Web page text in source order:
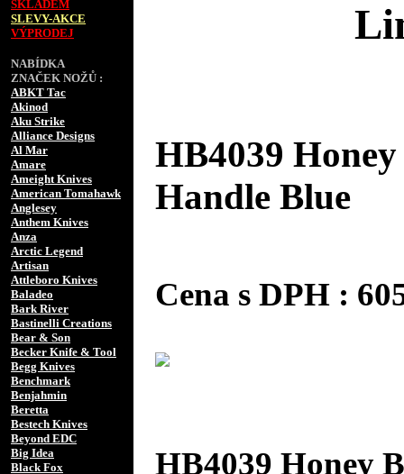
SKLADEM
SLEVY-AKCE
VÝPRODEJ
NABÍDKA
ZNAČEK NOŽŮ :
ABKT Tac
Akinod
Aku Strike
Alliance Designs
Al Mar
Amare
Ameight Knives
American Tomahawk
Anglesey
Anthem Knives
Anza
Arctic Legend
Artisan
Attleboro Knives
Baladeo
Bark River
Bastinelli Creations
Bear & Son
Becker Knife & Tool
Begg Knives
Benchmark
Benjahmin
Beretta
Bestech Knives
Beyond EDC
Big Idea
Black Fox
HB4039
Handle Blue
Cena s DPH :
HB4039 Honey